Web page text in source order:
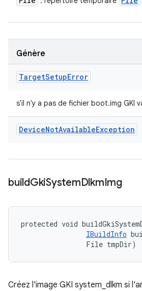
Génère
TargetSetupError
s'il n'y a pas de fichier boot.img GKI
DeviceNotAvailableException
buildGkiSystemDlkmImg
protected void
IBuildInfo
                File tmpDir)
Créez l'image GKI system_dlkm si